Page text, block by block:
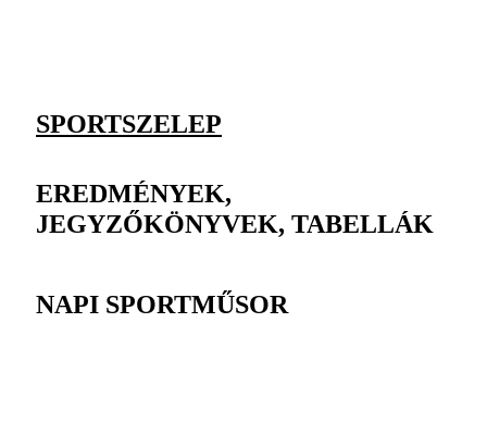
SPORTSZELEP
EREDMÉNYEK,
JEGYZŐKÖNYVEK, TABELLÁK
NAPI SPORTMŰSOR